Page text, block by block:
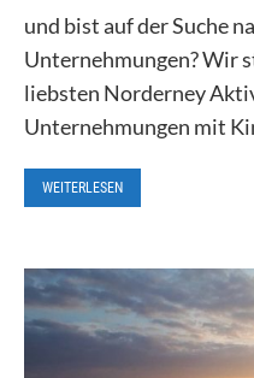
und bist auf der Suche
Unternehmungen? Wir
liebsten Norderney
Unternehmungen mit
WEITERLESEN